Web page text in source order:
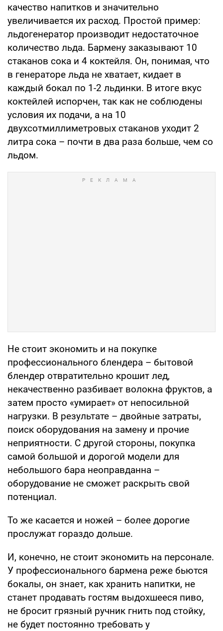
качество напитков и значительно
увеличивается их расход. Простой пример:
льдогенератор производит недостаточное
количество льда. Бармену заказывают 10
стаканов сока и 4 коктейля. Он, понимая, что
в генераторе льда не хватает, кидает в
каждый бокал по 1-2 льдинки. В итоге вкус
коктейлей испорчен, так как не соблюдены
условия их подачи, а на 10
двухсотмиллиметровых стаканов уходит 2
литра сока – почти в два раза больше, чем со
льдом.
Не стоит экономить и на покупке
профессионального блендера – бытовой
блендер отвратительно крошит лед,
некачественно разбивает волокна фруктов, а
затем просто «умирает» от непосильной
нагрузки. В результате – двойные затраты,
поиск оборудования на замену и прочие
неприятности. С другой стороны, покупка
самой большой и дорогой модели для
небольшого бара неоправданна –
оборудование не сможет раскрыть свой
потенциал.
То же касается и ножей – более дорогие
прослужат гораздо дольше.
И, конечно, не стоит экономить на персонале.
У профессионального бармена реже бьются
бокалы, он знает, как хранить напитки, не
станет продавать гостям выдохшееся пиво,
не бросит грязный ручник гнить под стойку,
не будет постоянно требовать у